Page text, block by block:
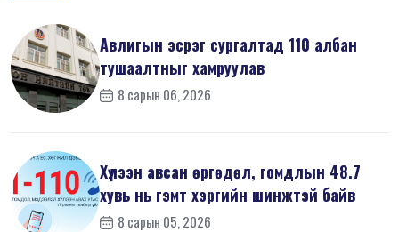
Авлигын эсрэг сургалтад 110 албан
тушаалтныг хамруулав
8 сарын 06, 2026
Хүлээн авсан өргөдөл, гомдлын 48.7
хувь нь гэмт хэргийн шинжтэй байв
8 сарын 05, 2026